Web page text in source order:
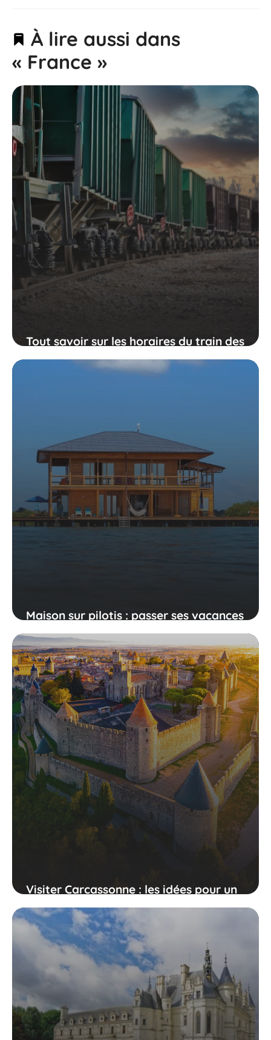
À lire aussi dans
« France »
Tout savoir sur les horaires du train des
pignes
Maison sur pilotis : passer ses vacances
d'hiver les pieds dans l'eau
Visiter Carcassonne : les idées pour un
week-end réussi ?